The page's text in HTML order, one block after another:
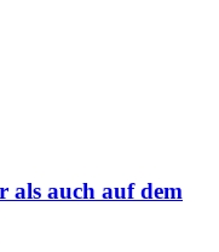
als auch auf dem